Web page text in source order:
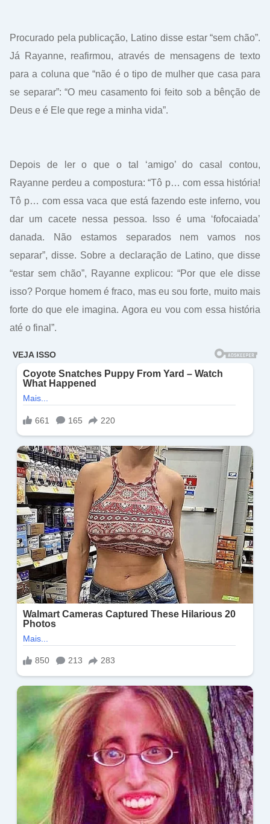
Procurado pela publicação, Latino disse estar “sem chão”.
Já Rayanne, reafirmou, através de mensagens de texto
para a coluna que “não é o tipo de mulher que casa para
se separar”: “O meu casamento foi feito sob a bênção de
Deus e é Ele que rege a minha vida”.
Depois de ler o que o tal ‘amigo’ do casal contou,
Rayanne perdeu a compostura: “Tô p… com essa história!
Tô p… com essa vaca que está fazendo este inferno, vou
dar um cacete nessa pessoa. Isso é uma ‘fofocaiada’
danada. Não estamos separados nem vamos nos
separar”, disse. Sobre a declaração de Latino, que disse
“estar sem chão”, Rayanne explicou: “Por que ele disse
isso? Porque homem é fraco, mas eu sou forte, muito mais
forte do que ele imagina. Agora eu vou com essa história
até o final”.